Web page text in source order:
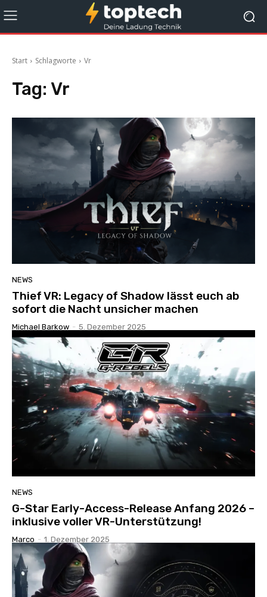
Start Schlagworte Vr
Tag: Vr
NEWS
Thief VR: Legacy of Shadow lässt euch ab
sofort die Nacht unsicher machen
Michael Barkow - 5. Dezember 2025
NEWS
G-Star Early-Access-Release Anfang 2026 –
inklusive voller VR-Unterstützung!
Marco - 1. Dezember 2025